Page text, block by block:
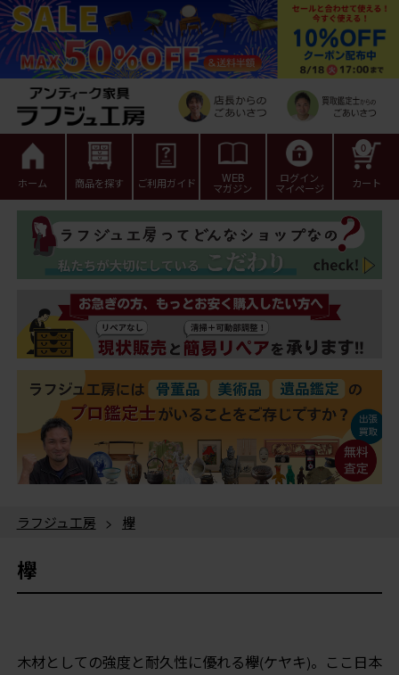
ホーム 商品を探す ご利用ガイド WEB
マガジン
ログイン
マイページ カート
0
ラフジュ工房 > 欅
欅
木材としての強度と耐久性に優れる欅(ケヤキ)。ここ日本